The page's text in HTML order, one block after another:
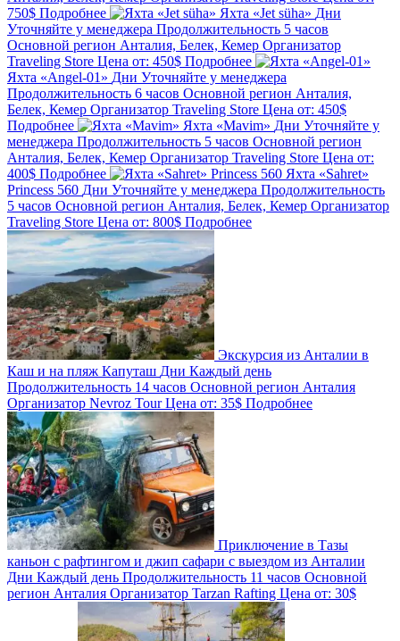
750$ Подробнее Яхта «Jet süha» Дни
Уточняйте у менеджера Продолжительность 5 часов
Основной регион Анталия, Белек, Кемер Организатор
Traveling Store Цена от: 450$ Подробнее
Яхта «Angel-01» Дни Уточняйте у менеджера
Продолжительность 6 часов Основной регион Анталия,
Белек, Кемер Организатор Traveling Store Цена от: 450$
Подробнее
Яхта «Mavim» Дни Уточняйте у
менеджера Продолжительность 5 часов Основной регион
Анталия, Белек, Кемер Организатор Traveling Store Цена от:
400$ Подробнее
Яхта «Sahret»
Princess 560 Дни Уточняйте у менеджера Продолжительность
5 часов Основной регион Анталия, Белек, Кемер Организатор
Traveling Store Цена от: 800$ Подробнее
Экскурсия из Анталии в
Каш и на пляж Капуташ Дни Каждый день
Продолжительность 14 часов Основной регион Анталия
Организатор Nevroz TourЦена от: 35$ Подробнее
Приключение в Тазы
каньон с рафтингом и джип сафари с выездом из Анталии
Дни Каждый день Продолжительность 11 часов Основной
регион Анталия Организатор Tarzan Rafting Цена от: 30$